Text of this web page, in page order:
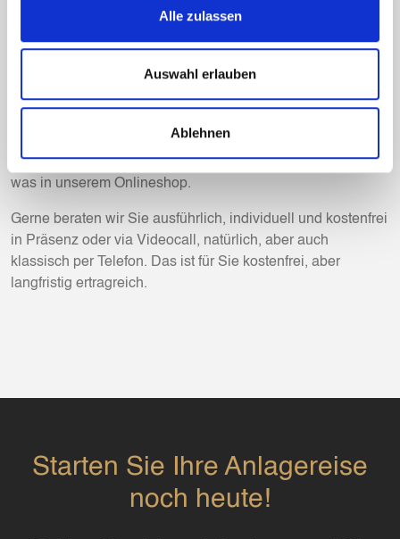
Alle zulassen
Auswahl erlauben
Ablehnen
https://goldinvest-edelmetalle.de/goldsparplan
oder Änderungen an der Investitionsgröße, ohne Schaden
hinnehmen zu müssen.
Oder der regelmäßige Kauf für eine Summe, die man sich
leisten kann. Von 1g bis Kiloware ist für jeden Geldbeutel
was in unserem Onlineshop.
Gerne beraten wir Sie ausführlich, individuell und kostenfrei
in Präsenz oder via Videocall, natürlich, aber auch
klassisch per Telefon. Das ist für Sie kostenfrei, aber
langfristig ertragreich.
Starten Sie Ihre Anlagereise
noch heute!